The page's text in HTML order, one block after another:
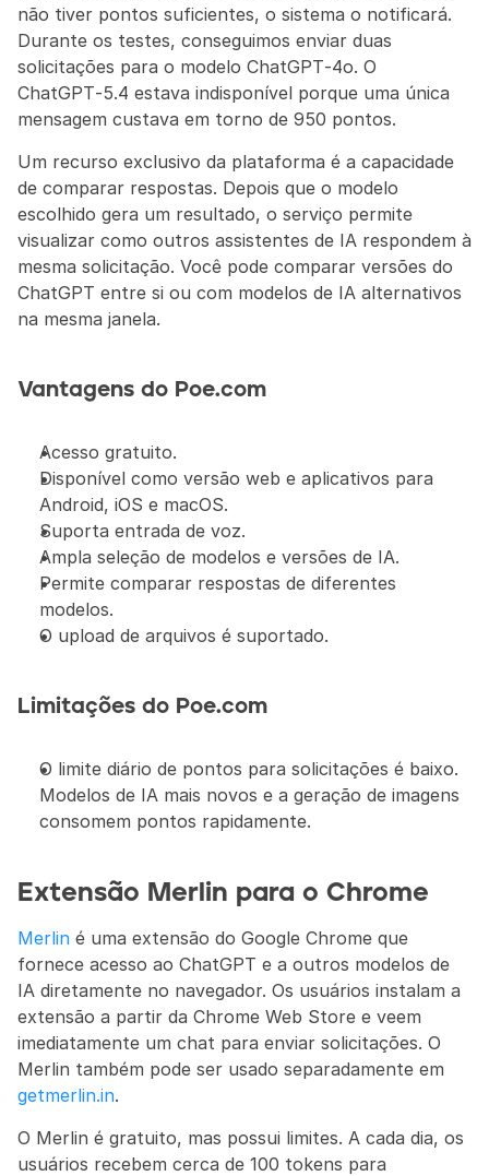
não tiver pontos suficientes, o sistema o notificará.
Durante os testes, conseguimos enviar duas
solicitações para o modelo ChatGPT‑4o. O
ChatGPT‑5.4 estava indisponível porque uma única
mensagem custava em torno de 950 pontos.
Um recurso exclusivo da plataforma é a capacidade
de comparar respostas. Depois que o modelo
escolhido gera um resultado, o serviço permite
visualizar como outros assistentes de IA respondem à
mesma solicitação. Você pode comparar versões do
ChatGPT entre si ou com modelos de IA alternativos
na mesma janela.
Vantagens do Poe.com
Acesso gratuito.
Disponível como versão web e aplicativos para
Android, iOS e macOS.
Suporta entrada de voz.
Ampla seleção de modelos e versões de IA.
Permite comparar respostas de diferentes
modelos.
O upload de arquivos é suportado.
Limitações do Poe.com
O limite diário de pontos para solicitações é baixo.
Modelos de IA mais novos e a geração de imagens
consomem pontos rapidamente.
Extensão Merlin para o Chrome
Merlin é uma extensão do Google Chrome que
fornece acesso ao ChatGPT e a outros modelos de
IA diretamente no navegador. Os usuários instalam a
extensão a partir da Chrome Web Store e veem
imediatamente um chat para enviar solicitações. O
getmerlin.in.
O Merlin é gratuito, mas possui limites. A cada dia, os
usuários recebem cerca de 100 tokens para